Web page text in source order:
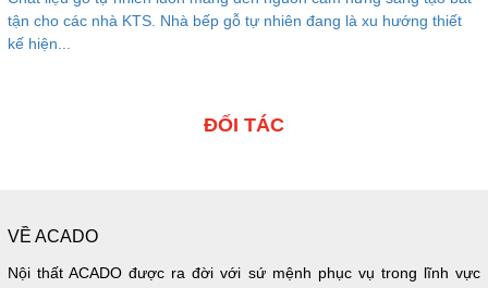
tận cho các nhà KTS. Nhà bếp gỗ tự nhiên đang là xu hướng thiết
kế hiện...
ĐỐI TÁC
VỀ ACADO
Nội thất ACADO được ra đời với sứ mệnh phục vụ trong lĩnh vực